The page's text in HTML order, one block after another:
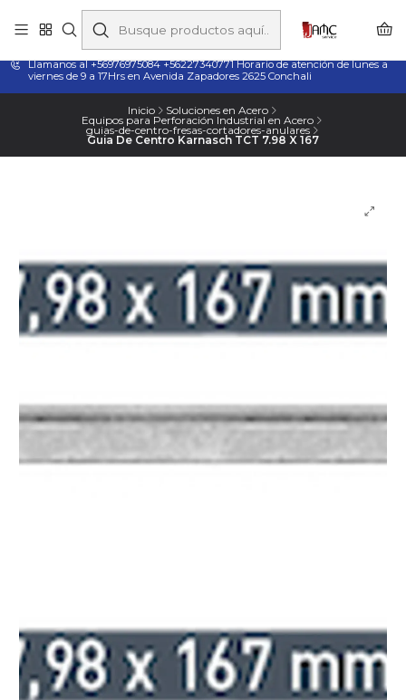
Taladros Magnéticos en Chile | Venta, Arriendo y Servicio
Técnico
Llamanos al +56976975084 +56227340771 Horario de atención de lunes a
viernes de 9 a 17Hrs en Avenida Zapadores 2625 Conchali
Inicio Soluciones en Acero
Equipos para Perforación Industrial en Acero
guias-de-centro-fresas-cortadores-anulares
Guia De Centro Karnasch TCT 7.98 X 167